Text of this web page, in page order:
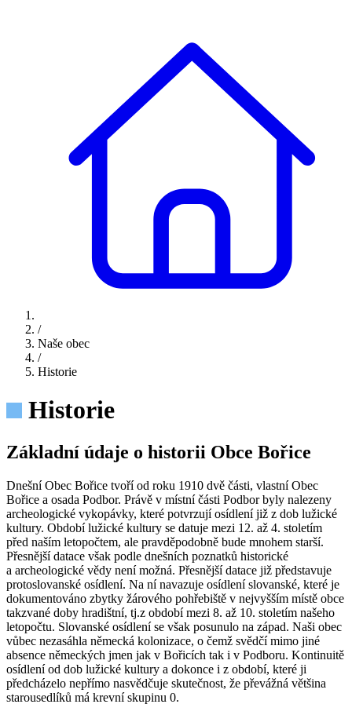
/
Naše obec
/
Historie
Historie
Základní údaje o historii Obce Bořice
Dnešní Obec Bořice tvoří od roku 1910 dvě části, vlastní Obec
Bořice a osada Podbor. Právě v místní části Podbor byly nalezeny
archeologické vykopávky, které potvrzují osídlení již z dob lužické
kultury. Období lužické kultury se datuje mezi 12. až 4. stoletím
před naším letopočtem, ale pravděpodobně bude mnohem starší.
Přesnější datace však podle dnešních poznatků historické
a archeologické vědy není možná. Přesnější datace již představuje
protoslovanské osídlení. Na ní navazuje osídlení slovanské, které je
dokumentováno zbytky žárového pohřebiště v nejvyšším místě obce
takzvané doby hradištní, tj.z období mezi 8. až 10. stoletím našeho
letopočtu. Slovanské osídlení se však posunulo na západ. Naši obec
vůbec nezasáhla německá kolonizace, o čemž svědčí mimo jiné
absence německých jmen jak v Bořicích tak i v Podboru. Kontinuitě
osídlení od dob lužické kultury a dokonce i z období, které ji
předcházelo nepřímo nasvědčuje skutečnost, že převážná většina
starousedlíků má krevní skupinu 0.